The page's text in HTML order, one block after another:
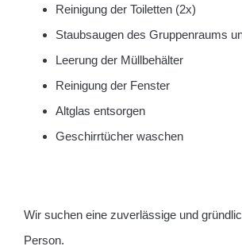
Reinigung der Toiletten (2x)
Staubsaugen des Gruppenraums
Leerung der Müllbehälter
Reinigung der Fenster
Altglas entsorgen
Geschirrtücher waschen
Wir suchen eine zuverlässige und
Person.